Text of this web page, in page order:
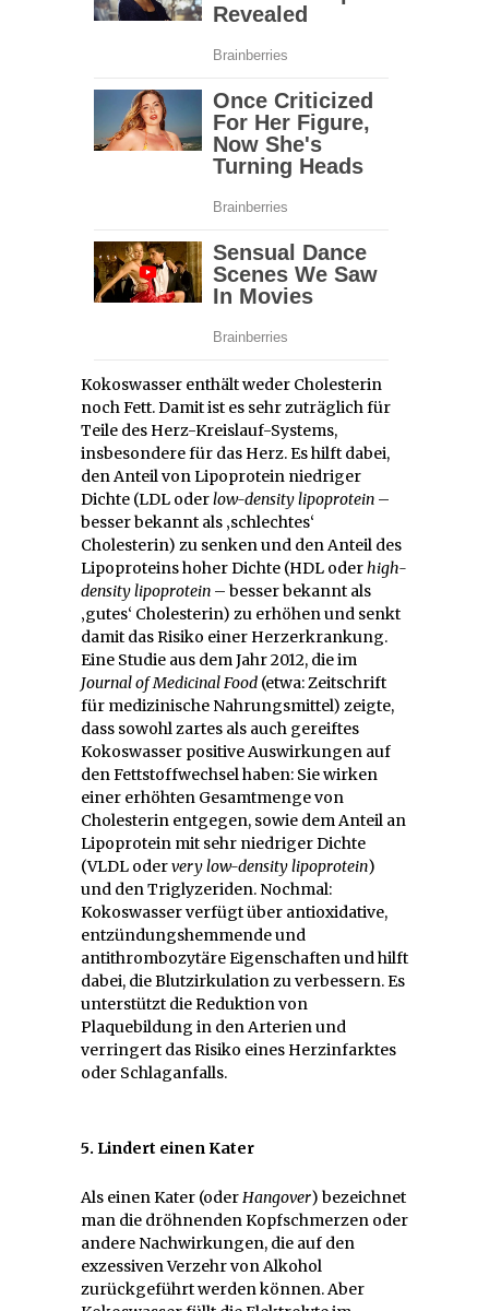
Kokoswasser enthält weder Cholesterin
noch Fett. Damit ist es sehr zuträglich für
Teile des Herz-Kreislauf-Systems,
insbesondere für das Herz. Es hilft dabei,
den Anteil von Lipoprotein niedriger
Dichte (LDL oderlow-density lipoprotein –
besser bekannt als ‚schlechtes‘
Cholesterin) zu senken und den Anteil des
Lipoproteins hoher Dichte (HDL oderhigh-
density lipoprotein – besser bekannt als
‚gutes‘ Cholesterin) zu erhöhen und senkt
damit das Risiko einer Herzerkrankung.
Eine Studie aus dem Jahr 2012, die im
Journal of Medicinal Food (etwa: Zeitschrift
für medizinische Nahrungsmittel) zeigte,
dass sowohl zartes als auch gereiftes
Kokoswasser positive Auswirkungen auf
den Fettstoffwechsel haben: Sie wirken
einer erhöhten Gesamtmenge von
Cholesterin entgegen, sowie dem Anteil an
Lipoprotein mit sehr niedriger Dichte
(VLDL odervery low-density lipoprotein)
und den Triglyzeriden. Nochmal:
Kokoswasser verfügt über antioxidative,
entzündungshemmende und
antithrombozytäre Eigenschaften und hilft
dabei, die Blutzirkulation zu verbessern. Es
unterstützt die Reduktion von
Plaquebildung in den Arterien und
verringert das Risiko eines Herzinfarktes
oder Schlaganfalls.
5. Lindert einen Kater
Als einen Kater (oderHangover) bezeichnet
man die dröhnenden Kopfschmerzen oder
andere Nachwirkungen, die auf den
exzessiven Verzehr von Alkohol
zurückgeführt werden können. Aber